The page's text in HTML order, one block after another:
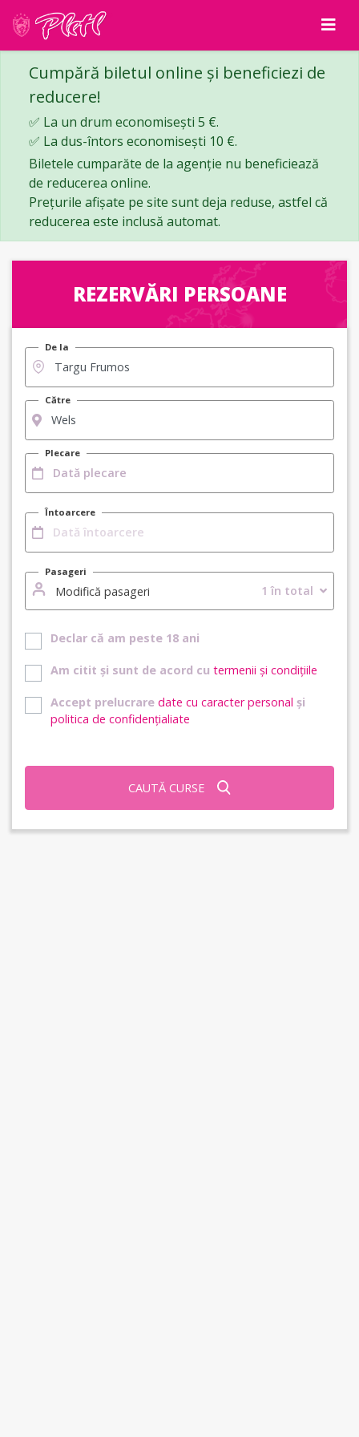
Cumpără biletul online și beneficiezi de
reducere!
✅ La un drum economisești 5 €.
✅ La dus-întors economisești 10 €.
Biletele cumparăte de la agenție nu beneficiează
de reducerea online.
Prețurile afișate pe site sunt deja reduse, astfel că
reducerea este inclusă automat.
REZERVĂRI PERSOANE
De la
Către
Plecare
Întoarcere
Pasageri
Modifică pasageri 1 în total
Declar că am peste 18 ani
Am citit și sunt de acord cu termenii și condițiile
Accept prelucrare date cu caracter personal și
politica de confidențialiate
CAUTĂ CURSE